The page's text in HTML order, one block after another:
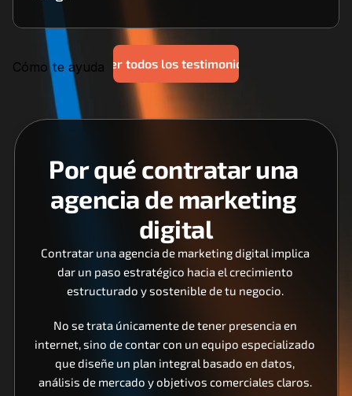
Por qué contratar una
agencia de marketing
digital
Contratar una agencia de marketing digital implica
dar un paso estratégico hacia el crecimiento
estructurado y sostenible de tu negocio.
No se trata únicamente de tener presencia en
internet, sino de contar con un equipo especializado
que diseñe un plan integral basado en datos,
análisis de mercado y objetivos comerciales claros.
Ver todos los testimonios
Cómo te ayuda